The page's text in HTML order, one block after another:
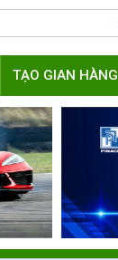
TẠO GIAN HÀNG